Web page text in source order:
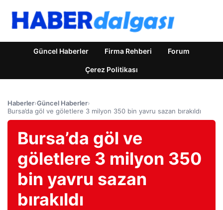
Güncel Haberler Firma Rehberi Forum
Çerez Politikası
Haberler›Güncel Haberler›
Bursa’da göl ve göletlere 3 milyon 350 bin yavru sazan bırakıldı
Bursa’da göl ve
göletlere 3 milyon 350
bin yavru sazan
bırakıldı